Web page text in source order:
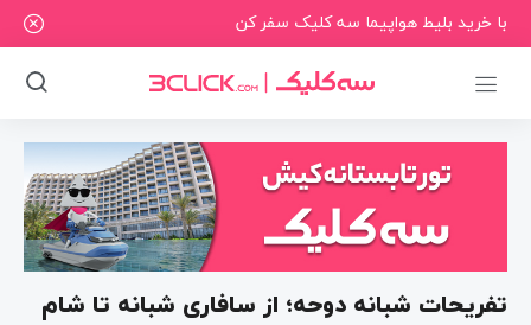
با خرید بلیط هواپیما سه کلیک سفر کن
تفریحات شبانه دوحه؛ از سافاری شبانه تا شام